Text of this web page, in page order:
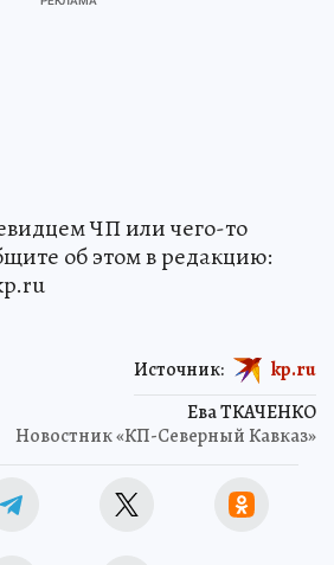
ЧП или чего-то
об этом в редакцию:
Ева ТКАЧЕНКО
Новостник «КП-Северный Кавказ»
Источник: kp.ru